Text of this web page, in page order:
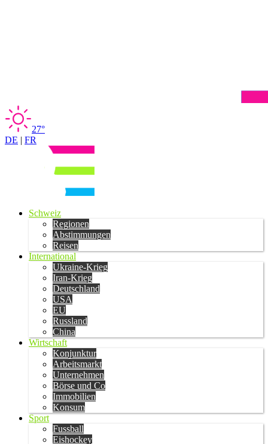
27°
DE | FR
Schweiz
Regionen
Abstimmungen
Reisen
International
Ukraine-Krieg
Iran-Krieg
Deutschland
USA
EU
Russland
China
Wirtschaft
Konjunktur
Arbeitsmarkt
Unternehmen
Börse und Co
Immobilien
Konsum
Sport
Fussball
Eishockey